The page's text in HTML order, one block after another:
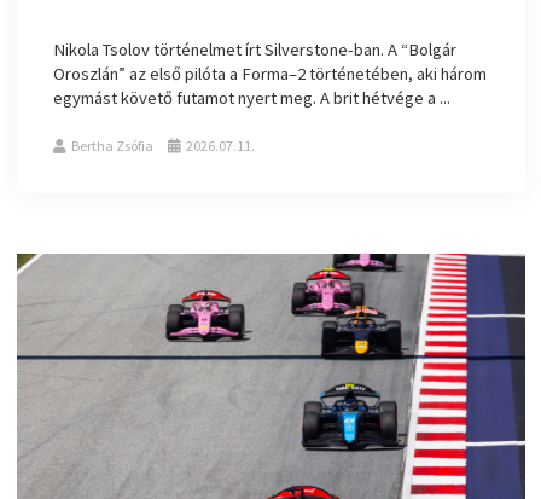
Nikola Tsolov történelmet írt Silverstone-ban. A “Bolgár
Oroszlán” az első pilóta a Forma–2 történetében, aki három
egymást követő futamot nyert meg. A brit hétvége a ...
Bertha Zsófia 2026.07.11.